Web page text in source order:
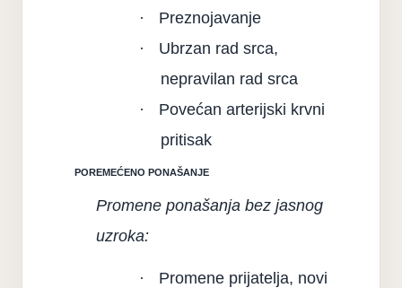
·
Preznojavanje
·
Ubrzan rad srca,
nepravilan rad srca
·
Povećan arterijski krvni
pritisak
POREMEĆENO PONAŠANJE
Promene ponašanja bez jasnog
uzroka:
·
Promene prijatelja, novi